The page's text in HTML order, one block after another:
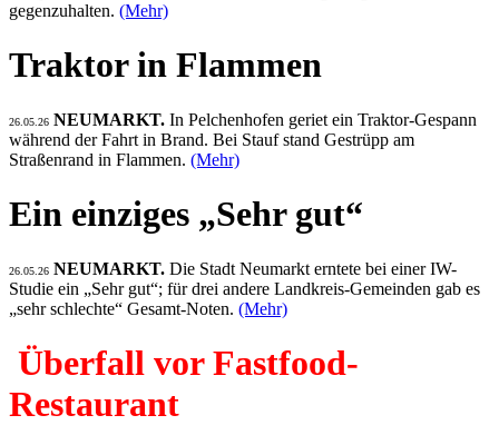
gegenzuhalten. (Mehr)
Traktor in Flammen
26.05.26 NEUMARKT. In Pelchenhofen geriet ein Traktor-Gespann
während der Fahrt in Brand. Bei Stauf stand Gestrüpp am
Straßenrand in Flammen. (Mehr)
Ein einziges „Sehr gut“
26.05.26 NEUMARKT. Die Stadt Neumarkt erntete bei einer IW-
Studie ein „Sehr gut“; für drei andere Landkreis-Gemeinden gab es
„sehr schlechte“ Gesamt-Noten. (Mehr)
Überfall vor Fastfood-
Restaurant